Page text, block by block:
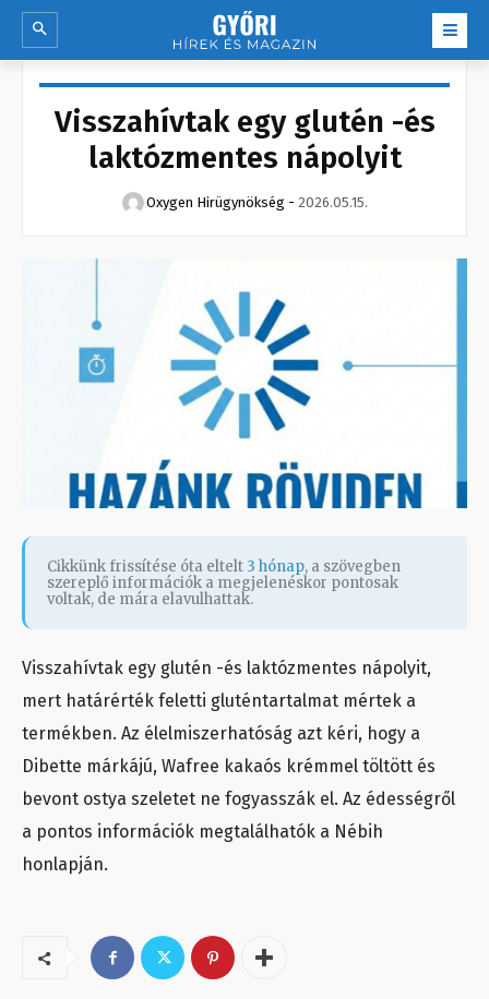
Visszahívtak egy glutén -és
laktózmentes nápolyit
Oxygen Hirügynökség - 2026.05.15.
Cikkünk frissítése óta eltelt 3 hónap, a szövegben
szereplő információk a megjelenéskor pontosak
voltak, de mára elavulhattak.
Visszahívtak egy glutén -és laktózmentes nápolyit,
mert határérték feletti gluténtartalmat mértek a
termékben. Az élelmiszerhatóság azt kéri, hogy a
Dibette márkájú, Wafree kakaós krémmel töltött és
bevont ostya szeletet ne fogyasszák el. Az édességről
a pontos információk megtalálhatók a Nébih
honlapján.